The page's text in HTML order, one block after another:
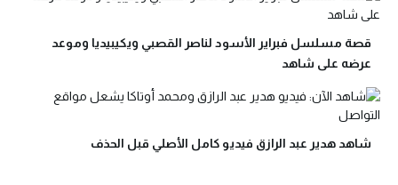
قصة مسلسل فبراير الأسود لناصر القصبي ويكيبيديا وموعد
عرضه على شاهد
شاهد هدير عبد الرازق فيديو كامل الأصلي قبل الحذف